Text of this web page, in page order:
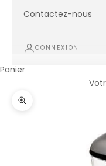
Contactez-nous
CONNEXION
Panier
Zoomer sur l'image